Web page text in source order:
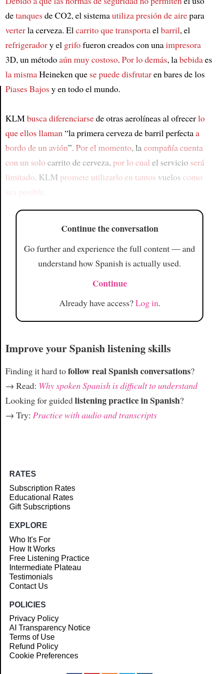
Article
detanquesde CO2, el sistemautiliza presión de airepara
verterla cerveza. Elcarrito que transportaelbarril, el
refrigeradory el grifofueron creados con unaimpresora
3D, un métodoaún muy costoso. Por lo demás, labebidaes
la mismaHeineken que se puede disfrutaren bares de los
Piases Bajosy en todo el mundo.
KLMbusca diferenciarsede otras aerolíneas al ofrecerlo
que ellos llaman“la primera cerveza de barril perfectaa
bordo de un avión”. Por el momento, lacompañíacuenta
con un solocarrito de cerveza, por lo cual el servicio será
limitado. KLM promete utilizarlo en tantos vuelos como
sea posible
Continue the conversation
Go further and experience the full content — and
understand how Spanish is actually used.
Continue
Already have access?Log in.
Improve your Spanish listening skills
Finding it hard tofollow real Spanish conversations?
→ Read: Why spoken Spanish is difficult to understand
Looking for guidedlistening practice in Spanish?
→ Try: Practice with audio and transcripts
RATES
Subscription Rates
Educational Rates
Gift Subscriptions
EXPLORE
Who It's For
How It Works
Free Listening Practice
Intermediate Plateau
Testimonials
Contact Us
POLICIES
Privacy Policy
AI Transparency Notice
Terms of Use
Refund Policy
Cookie Preferences